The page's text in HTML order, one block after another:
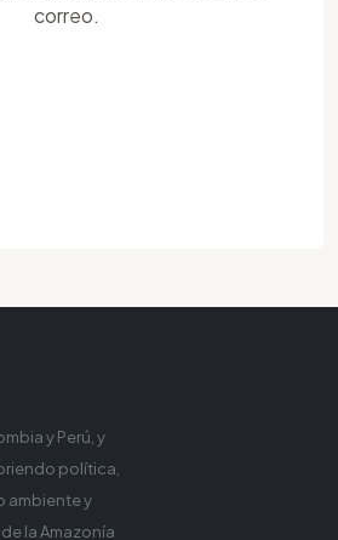
correo.
y Perú, y
política,
ambiente y
la Amazonía